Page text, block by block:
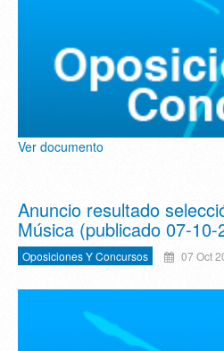
Ver documento
Anuncio resultado
Música (publicado 07-10-
Oposiciones Y Concursos 07 Oct